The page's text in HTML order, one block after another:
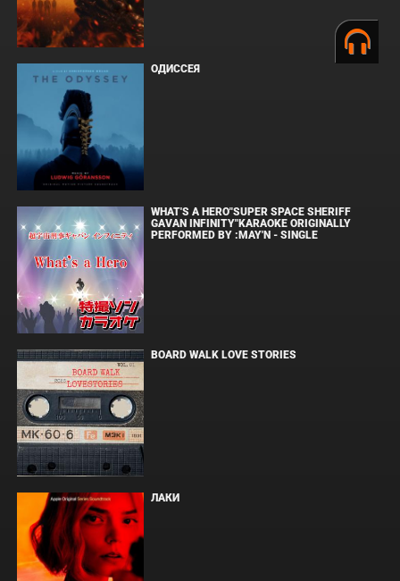
ОДИССЕЯ
WHAT'S A HERO"SUPER SPACE SHERIFF
GAVAN INFINITY"KARAOKE ORIGINALLY
PERFORMED BY :MAY'N - SINGLE
BOARD WALK LOVE STORIES
ЛАКИ